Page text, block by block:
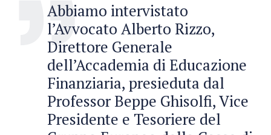
Abbiamo intervistato
l’Avvocato Alberto Rizzo,
Direttore Generale
dell’Accademia di Educazione
Finanziaria, presieduta dal
Professor Beppe Ghisolfi, Vice
Presidente e Tesoriere del